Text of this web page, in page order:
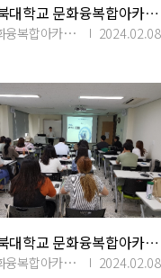
전북대학교 문화융복합아카이빙연구소 제 14 차 콜로키움(2018.07.05)
문화융복합아카이빙연구소 2024.02.08
전북대학교 문화융복합아카이빙연구소 제 13 차 콜로키움(2018.06.09)
문화융복합아카이빙연구소 2024.02.08